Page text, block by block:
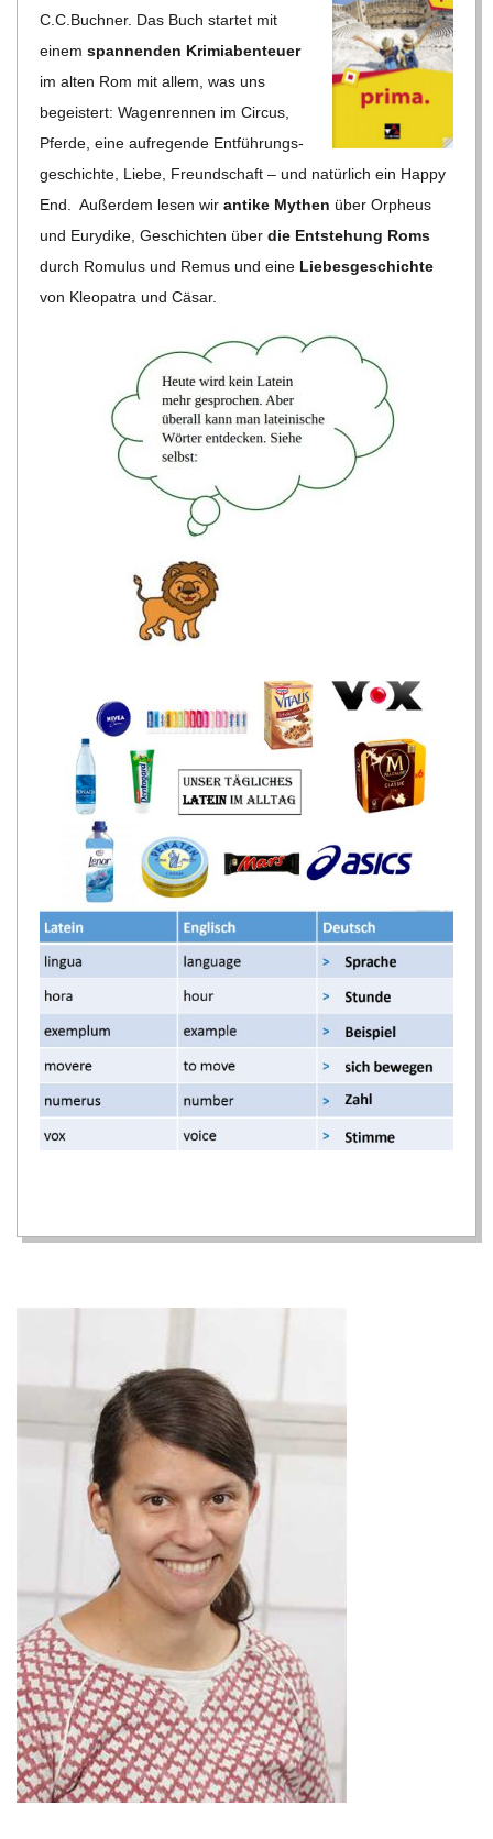
C.C.Buchner. Das Buch star­tet mit
einem span­nen­den Kri­mi­aben­teuer
im alten Rom mit allem, was uns
begeis­tert: Wagen­ren­nen im Cir­cus,
Pferde, eine auf­re­gende Ent­füh­rungs­
ge­schichte, Liebe, Freund­schaft – und natür­lich ein Happy
End. Außer­dem lesen wir antike Mythen über Orpheus
und Eury­dike, Geschich­ten über die Ent­ste­hung Roms
durch Romu­lus und Remus und eine Lie­bes­ge­schichte
von Kleo­pa­tra und Cäsar.
14